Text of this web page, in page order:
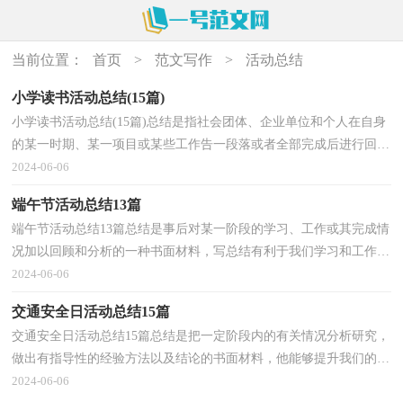
当前位置： 首页 > 范文写作 > 活动总结
小学读书活动总结(15篇)
小学读书活动总结(15篇)总结是指社会团体、企业单位和个人在自身
的某一时期、某一项目或某些工作告一段落或者全部完成后进行回顾
检查、分析评价，从而肯定成绩，得到经验，找出差...
2024-06-06
端午节活动总结13篇
端午节活动总结13篇总结是事后对某一阶段的学习、工作或其完成情
况加以回顾和分析的一种书面材料，写总结有利于我们学习和工作能
力的提高，因此我们要做好归纳，写好总结。总结你...
2024-06-06
交通安全日活动总结15篇
交通安全日活动总结15篇总结是把一定阶段内的有关情况分析研究，
做出有指导性的经验方法以及结论的书面材料，他能够提升我们的书
面表达能力，让我们抽出时间写写总结吧。你想知道...
2024-06-06